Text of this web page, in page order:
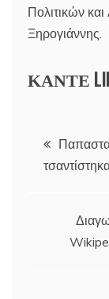
Πολιτικών
Ξηρογιάννης.
ΚΑΝΤΕ